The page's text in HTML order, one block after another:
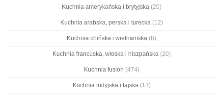
Kuchnia amerykańska i brytyjska(20)
Kuchnia arabska, perska i turecka(12)
Kuchnia chińska i wietnamska (8)
Kuchnia francuska, włoska i hiszpańska(20)
Kuchnia fusion (474)
Kuchnia indyjska i tajska(13)